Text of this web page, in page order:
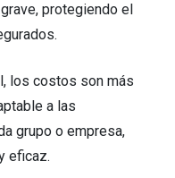
protegiendo el
los costos son más
a las
grupo o empresa,
eficaz.